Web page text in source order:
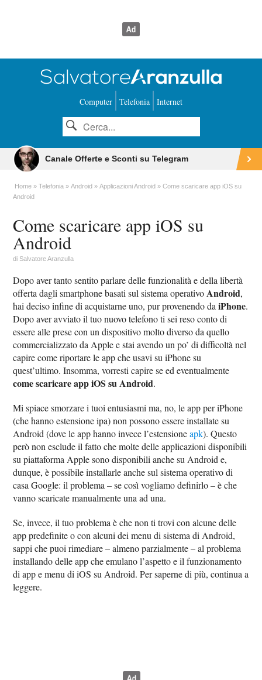
Computer Telefonia Internet
Canale Offerte e Sconti su Telegram
Home Telefonia Android Applicazioni Android
Come scaricare app iOS su
Android
Come scaricare app iOS su
Android
diSalvatore Aranzulla
Dopo aver tanto sentito parlare delle funzionalità e della libertà
offerta dagli smartphone basati sul sistema operativo Android,
hai deciso infine di acquistarne uno, pur provenendo daiPhone.
Dopo aver avviato il tuo nuovo telefono ti sei reso conto di
essere alle prese con un dispositivo molto diverso da quello
commercializzato da Apple e stai avendo un po’ di difficoltà nel
capire come riportare le app che usavi su iPhone su
quest’ultimo. Insomma, vorresti capire se ed eventualmente
come scaricare app iOS su Android.
Mi spiace smorzare i tuoi entusiasmi ma, no, le app per iPhone
(che hanno estensione ipa) non possono essere installate su
Android (dove le app hanno invece l’estensioneapk). Questo
però non esclude il fatto che molte delle applicazioni disponibili
su piattaforma Apple sono disponibili anche su Android e,
dunque, è possibile installarle anche sul sistema operativo di
casa Google: il problema – se così vogliamo definirlo – è che
vanno scaricate manualmente una ad una.
Se, invece, il tuo problema è che non ti trovi con alcune delle
app predefinite o con alcuni dei menu di sistema di Android,
sappi che puoi rimediare – almeno parzialmente – al problema
installando delle app che emulano l’aspetto e il funzionamento
di app e menu di iOS su Android. Per saperne di più, continua a
leggere.